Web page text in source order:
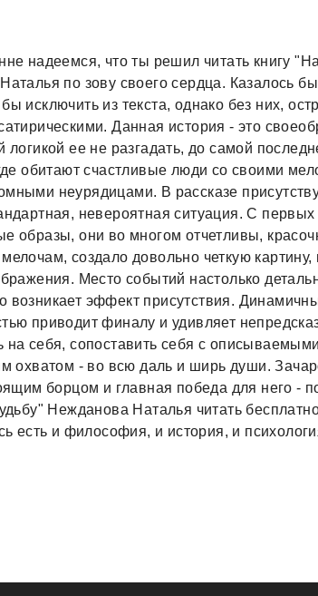
надеемся, что ты решил читать книгу
по зову своего сердца. Казалось
исключить из текста, однако без них,
Данная история - это
логикой ее не разгадать, до самой
обитают счастливые люди со своими
неурядицами. В рассказе
невероятная ситуация. С
образы, они во многом отчетливы,
создало довольно четкую
Место событий настолько
возникает эффект присутствия.
приводит финалу и удивляет
на себя, сопоставить себя с
охватом - во всю даль и ширь души.
борцом и главная победа для него -
Нежданова Наталья читать
есть и философия, и история, и